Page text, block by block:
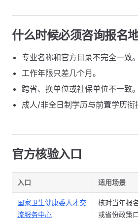
什么时候必须咨询报名
专业名称和官方目录不完全一致。
工作年限只差几个月。
跨省、换单位或社保单位不一致。
成人/非全日制学历与前置学历衔
官方核验入口
入口 适用场景
国家卫生健康委人才交
流服务中心
核对当年报
或省份政策